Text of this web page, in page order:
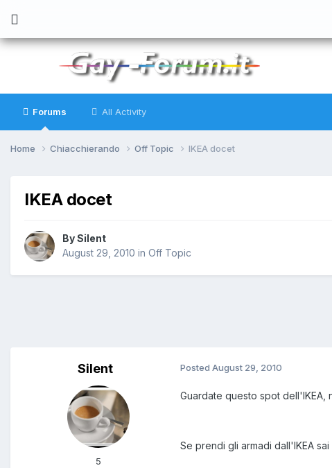
Forums All Activity
Home Chiacchierando Off Topic IKEA docet
IKEA docet
BySilent
August 29, 2010 in Off Topic
Silent
5
Posted August 29, 2010
Guardate questo spot
Se prendi gli armadi dall'IKEA